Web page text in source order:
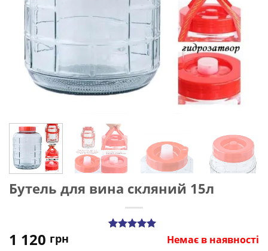
Бутель для вина скляний 15л
1 120 грн Немає в наявності